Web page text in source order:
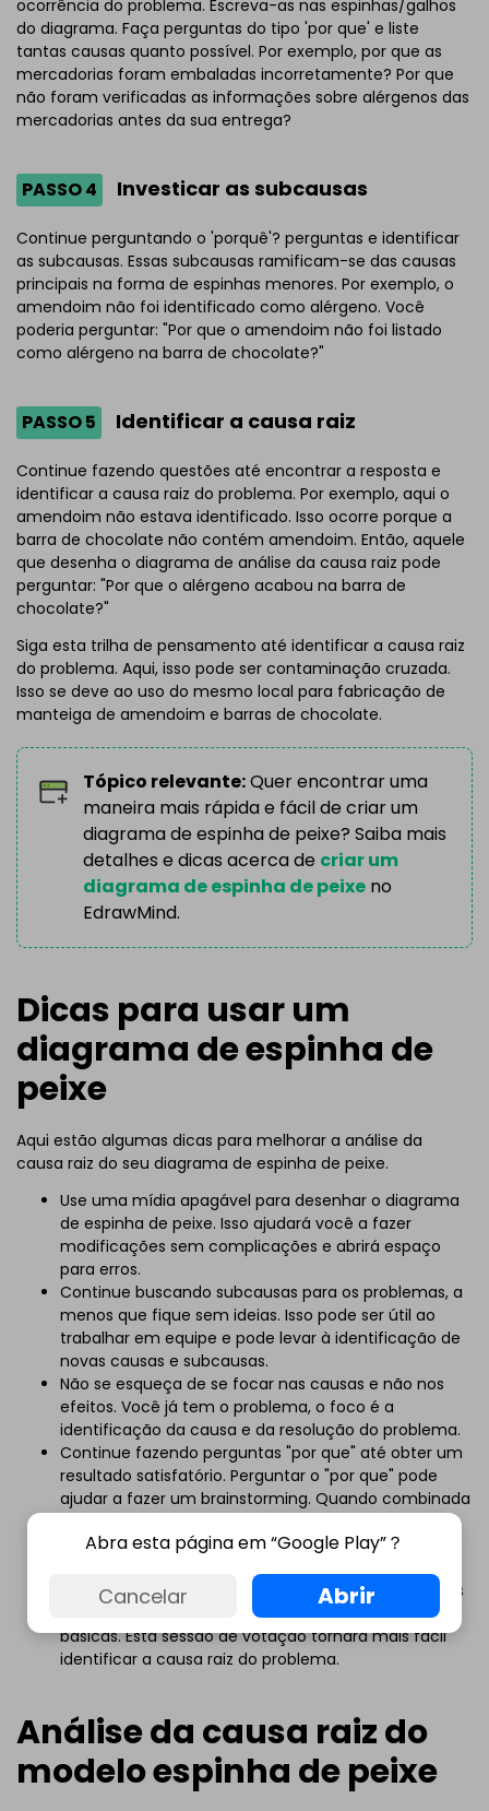
ocorrência do problema. Escreva-as nas espinhas/galhos
do diagrama. Faça perguntas do tipo 'por que' e liste
tantas causas quanto possível. Por exemplo, por que as
mercadorias foram embaladas incorretamente? Por que
não foram verificadas as informações sobre alérgenos das
mercadorias antes da sua entrega?
PASSO 4 Investicar as subcausas
Continue perguntando o 'porquê'? perguntas e identificar
as subcausas. Essas subcausas ramificam-se das causas
principais na forma de espinhas menores. Por exemplo, o
amendoim não foi identificado como alérgeno. Você
poderia perguntar: "Por que o amendoim não foi listado
como alérgeno na barra de chocolate?"
PASSO 5 Identificar a causa raiz
Continue fazendo questões até encontrar a resposta e
identificar a causa raiz do problema. Por exemplo, aqui o
amendoim não estava identificado. Isso ocorre porque a
barra de chocolate não contém amendoim. Então, aquele
que desenha o diagrama de análise da causa raiz pode
perguntar: "Por que o alérgeno acabou na barra de
chocolate?"
Siga esta trilha de pensamento até identificar a causa raiz
do problema. Aqui, isso pode ser contaminação cruzada.
Isso se deve ao uso do mesmo local para fabricação de
manteiga de amendoim e barras de chocolate.
Tópico relevante:Quer encontrar uma
maneira mais rápida e fácil de criar um
diagrama de espinha de peixe? Saiba mais
detalhes e dicas acerca de criar um
diagrama de espinha de peixeno
EdrawMind.
Dicas para usar um
diagrama de espinha de
peixe
Aqui estão algumas dicas para melhorar a análise da
causa raiz do seu diagrama de espinha de peixe.
Use uma mídia apagável para desenhar o diagrama
de espinha de peixe. Isso ajudará você a fazer
modificações sem complicações e abrirá espaço
para erros.
Continue buscando subcausas para os problemas, a
menos que fique sem ideias. Isso pode ser útil ao
trabalhar em equipe e pode levar à identificação de
novas causas e subcausas.
Não se esqueça de se focar nas causas e não nos
efeitos. Você já tem o problema, o foco é a
identificação da causa e da resolução do problema.
Continue fazendo perguntas "por que" até obter um
resultado satisfatório. Perguntar o "por que" pode
ajudar a fazer um brainstorming. Quando combinada
quem, por que, onde e como), pode contribuir para
Finalmente, durante o trabalho em equipe, peça aos
seus colegas de grupo que destaquem três causas
básicas. Esta sessão de votação tornará mais fácil
identificar a causa raiz do problema.
Análise da causa raiz do
modelo espinha de peixe
Abra esta página em “Google Play”？
Cancelar Abrir